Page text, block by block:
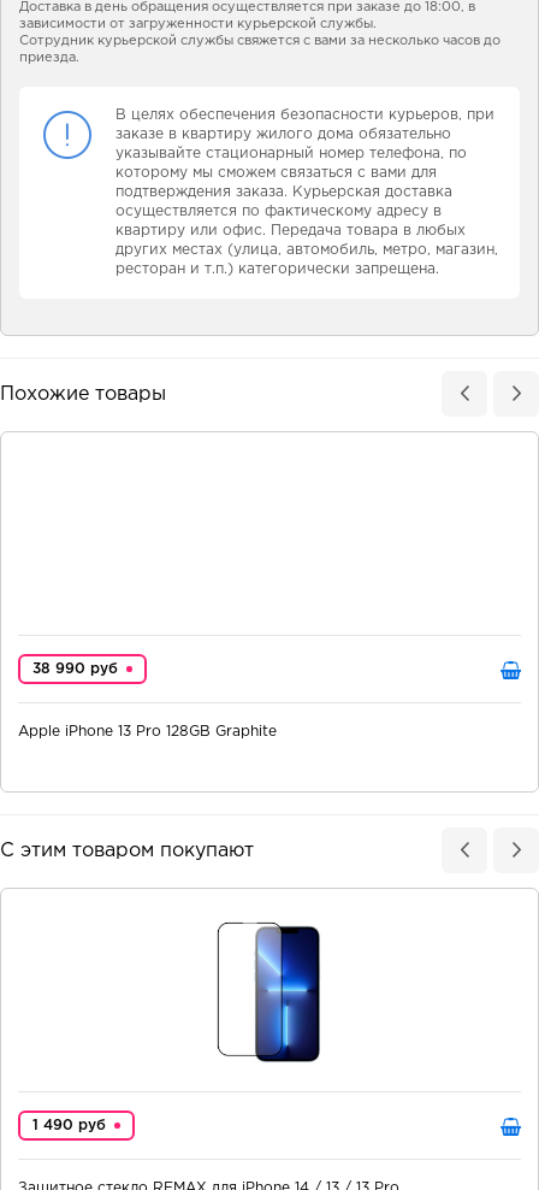
Доставка в день обращения осуществляется при заказе до 18:00, в
зависимости от загруженности курьерской службы.
Сотрудник курьерской службы свяжется с вами за несколько часов до
приезда.
В целях обеспечения безопасности курьеров, при
заказе в квартиру жилого дома обязательно
указывайте стационарный номер телефона, по
которому мы сможем связаться с вами для
подтверждения заказа. Курьерская доставка
осуществляется по фактическому адресу в
квартиру или офис. Передача товара в любых
других местах (улица, автомобиль, метро, магазин,
ресторан и т.п.) категорически запрещена.
Похожие товары
38 990 руб
Apple iPhone 13 Pro 128GB Graphite
С этим товаром покупают
1 490 руб